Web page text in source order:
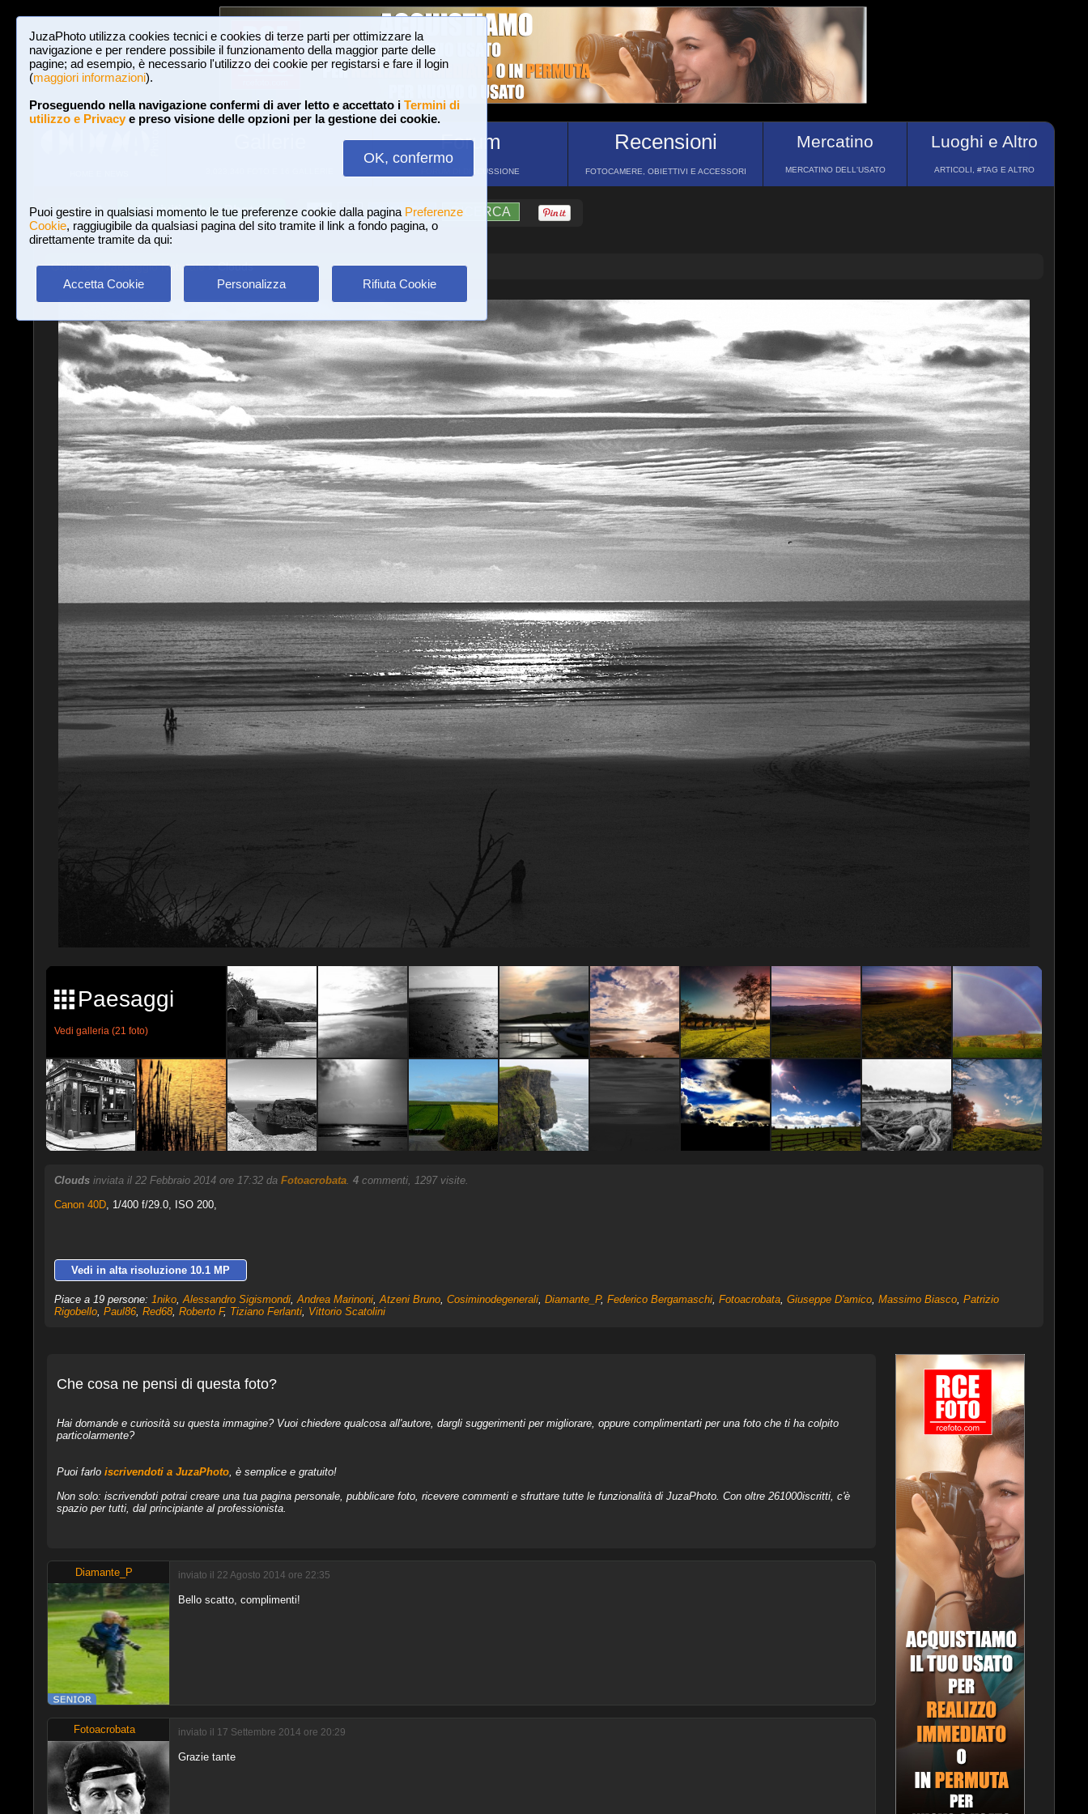
JuzaPhoto utilizza cookies tecnici e cookies di terze parti per ottimizzare la
navigazione e per rendere possibile il funzionamento della maggior parte delle
pagine; ad esempio, è necessario l'utilizzo dei cookie per registarsi e fare il login
(maggiori informazioni).
Proseguendo nella navigazione confermi di aver letto e accettato i Termini di
utilizzo e Privacye preso visione delle opzioni per la gestione dei cookie.
OK, confermo
Puoi gestire in qualsiasi momento le tue preferenze cookie dalla pagina Preferenze
Cookie, raggiugibile da qualsiasi pagina del sito tramite il link a fondo pagina, o
direttamente tramite da qui:
Accetta Cookie Personalizza Rifiuta Cookie
Forum
FORUM DI DISCUSSIONE
Recensioni
FOTOCAMERE, OBIETTIVI E ACCESSORI
Mercatino
MERCATINO DELL'USATO
Luoghi e Altro
ARTICOLI, #TAG E ALTRO
Login Iscriviti a JuzaPhoto! A A ?AIUTO RICERCA
Gallerie»Paesaggio Naturale» Clouds
Paesaggi
Vedi galleria (21 foto)
Clouds inviata il 22 Febbraio 2014 ore 17:32 da Fotoacrobata. 4commenti, 1297 visite.
Canon 40D, 1/400 f/29.0, ISO 200,
Vedi in alta risoluzione 10.1 MP
Piace a 19 persone: 1niko,Alessandro Sigismondi,Andrea Marinoni,Atzeni Bruno, Cosiminodegenerali, Diamante_P, Federico Bergamaschi, Fotoacrobata, Giuseppe D'amico, Massimo Biasco, Patrizio
Rigobello, Paul86, Red68, Roberto F, Tiziano Ferlanti, Vittorio Scatolini
Che cosa ne pensi di questa foto?
Hai domande e curiosità su questa immagine? Vuoi chiedere qualcosa all'autore, dargli suggerimenti per migliorare, oppure complimentarti per una foto che ti ha colpito
particolarmente?
Puoi farlo iscrivendoti a JuzaPhoto, è semplice e gratuito!
Non solo: iscrivendoti potrai creare una tua pagina personale, pubblicare foto, ricevere commenti e sfruttare tutte le funzionalità di JuzaPhoto. Con oltre 261000iscritti, c'è
spazio per tutti, dal principiante al professionista.
Diamante_P inviato il 22 Agosto 2014 ore 22:35
Bello scatto, complimenti!
Fotoacrobata inviato il 17 Settembre 2014 ore 20:29
Grazie tante